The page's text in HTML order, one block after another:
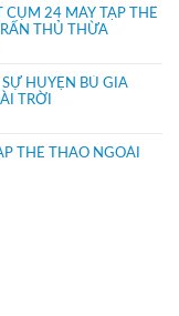
CỤM 24 MÁY TẬP THỂ
THỦ THỪA
HUYỆN BÙ GIA
TRỜI
THỂ THAO NGOÀI